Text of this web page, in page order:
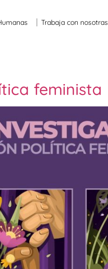
Trabaja con nosotras
feminista